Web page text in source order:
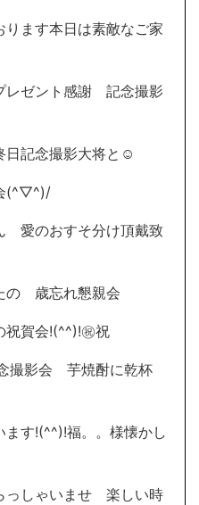
ます本日は素敵なご家
レゼント感謝 記念撮影
記念撮影大将と☺
(^▽^)/
愛のおすそ分け頂戴致
の 歳忘れ懇親会
賀会!(^^)!㊗祝
撮影会 芋焼酎に乾杯
す!(^^)!福。。様懐かし
しゃいませ 楽しい時